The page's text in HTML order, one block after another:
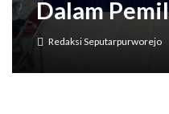
Dalam
Redaksi Seputarpurworejo